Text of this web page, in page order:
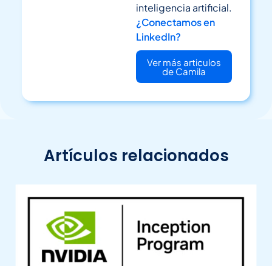
inteligencia artificial.
¿Conectamos en
LinkedIn?
Ver más articulos
de Camila
Artículos relacionados